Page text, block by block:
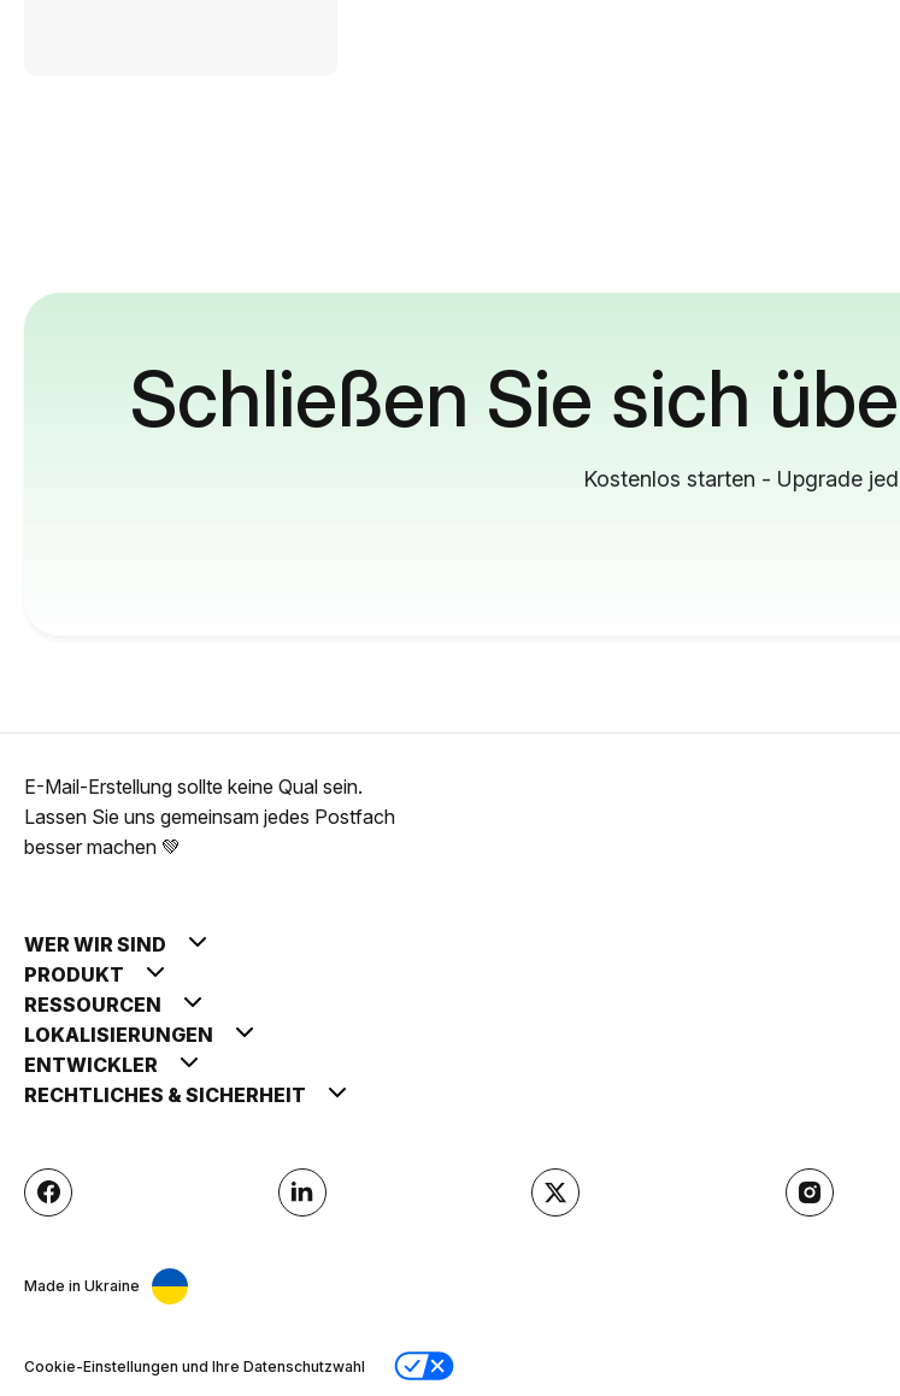
Schließen Sie sich
Kostenlos starten - Upgrade
E-Mail-Erstellung sollte keine Qual sein.
Lassen Sie uns gemeinsam jedes Postfach
besser machen 💚
WER WIR SIND
PRODUKT
RESSOURCEN
LOKALISIERUNGEN
ENTWICKLER
RECHTLICHES & SICHERHEIT
Made in Ukraine
Cookie-Einstellungen und Ihre Datenschutzwahl